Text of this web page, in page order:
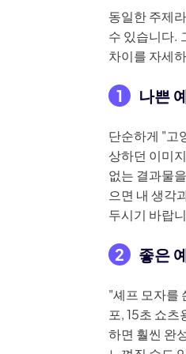
동일한 주제
수 있습니다.
차이를 자세
1 나쁜
단순하게 "고
상하던 이미
없는 결과물
으면 내 생각
두시기 바랍
2 좋은
"셰프 모자를
포, 15초 쇼
하면 훨씬 완